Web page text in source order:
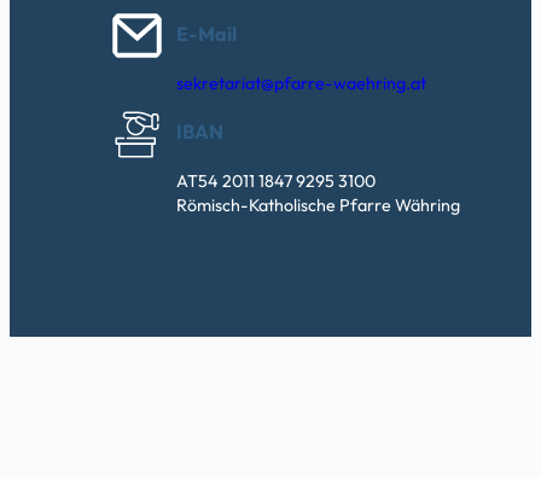
E-Mail
sekretariat@pfarre-waehring.at
IBAN
AT54 2011 1847 9295 3100
Römisch-Katholische Pfarre Währing